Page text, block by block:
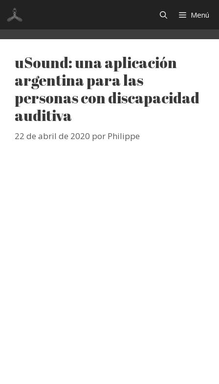
Saltar
contenido
Menú
uSound: una aplicación
argentina para las
personas con discapacidad
auditiva
22 de abril de 2020 por Philippe